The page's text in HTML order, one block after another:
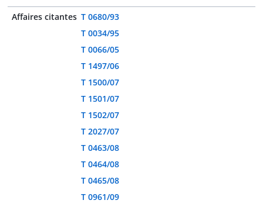
Affaires citantes T 0680/93
T 0034/95
T 0066/05
T 1497/06
T 1500/07
T 1501/07
T 1502/07
T 2027/07
T 0463/08
T 0464/08
T 0465/08
T 0961/09